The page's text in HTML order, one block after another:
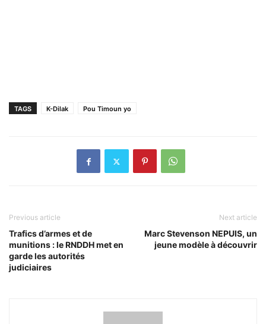
TAGS K-Dilak Pou Timoun yo
Previous article
Trafics d’armes et de
munitions : le RNDDH met en
garde les autorités
judiciaires
Next article
Marc Stevenson NEPUIS, un
jeune modèle à découvrir